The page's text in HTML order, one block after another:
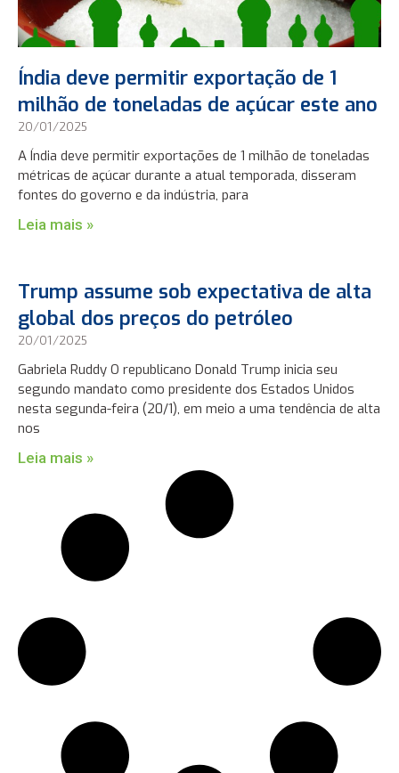
Índia deve permitir exportação de 1
milhão de toneladas de açúcar este ano
20/01/2025
A Índia deve permitir exportações de 1 milhão de toneladas
métricas de açúcar durante a atual temporada, disseram
fontes do governo e da indústria, para
Leia mais »
Trump assume sob expectativa de alta
global dos preços do petróleo
20/01/2025
Gabriela Ruddy O republicano Donald Trump inicia seu
segundo mandato como presidente dos Estados Unidos
nesta segunda-feira (20/1), em meio a uma tendência de alta
nos
Leia mais »